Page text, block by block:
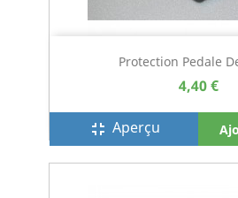
Protection Pedale
4,40 €
fullscreen_exit Aperçu